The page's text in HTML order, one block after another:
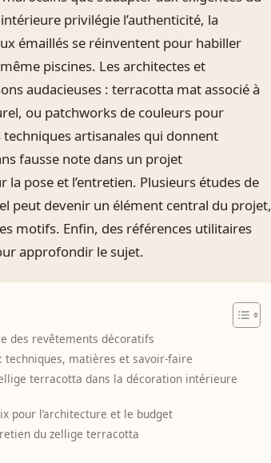
privilégie l’authenticité, la
émaillés se réinventent pour habiller
piscines. Les architectes et
audacieuses : terracotta mat associé à
ou patchworks de couleurs pour
artisanales qui donnent
fausse note dans un projet
pose et l’entretien. Plusieurs études de
peut devenir un élément central du projet,
motifs. Enfin, des références utilitaires
approfondir le sujet.
des revêtements décoratifs
matières et savoir-faire
terracotta dans la décoration intérieure
pour l’architecture et le budget
du zellige terracotta